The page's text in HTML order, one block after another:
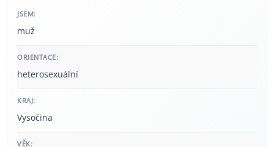
JSEM:
muž
ORIENTACE:
heterosexuální
KRAJ:
Vysočina
VĚK: